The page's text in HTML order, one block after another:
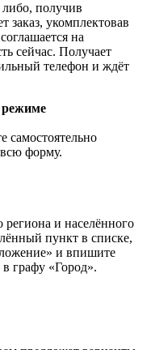
либо, получив
заказ, укомплектовав
на
сейчас. Получает
телефон и ждёт
режиме
самостоятельно
форму.
и населённого
пункт в списке,
и впишите
в графу «Город».